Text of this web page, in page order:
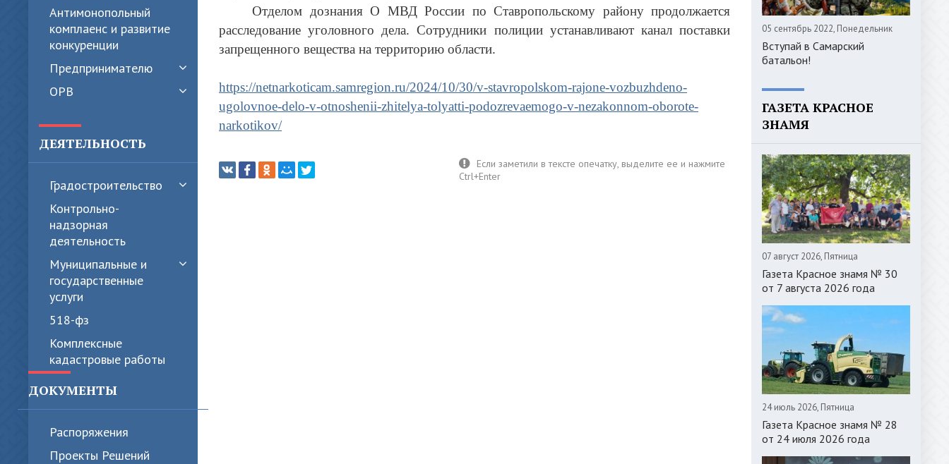
Антимонопольный
комплаенс и развитие
конкуренции
Предпринимателю
ОРВ
ДЕЯТЕЛЬНОСТЬ
Градостроительство
Контрольно-
надзорная
деятельность
Муниципальные и
государственные
услуги
518-фз
Комплексные
кадастровые работы
ДОКУМЕНТЫ
Распоряжения
Проекты Решений
Отделом дознания О МВД России по Ставропольскому району продолжается
расследование уголовного дела. Сотрудники полиции устанавливают канал поставки
запрещенного вещества на территорию области.
https://netnarkoticam.samregion.ru/2024/10/30/v-stavropolskom-rajone-vozbuzhdeno-
ugolovnoe-delo-v-otnoshenii-zhitelya-tolyatti-podozrevaemogo-v-nezakonnom-oborote-
narkotikov/
05 сентябрь 2022, Понедельник
Вступай в Самарский
батальон!
ГАЗЕТА КРАСНОЕ
ЗНАМЯ
07 август 2026, Пятница
Газета Красное знамя № 30
от 7 августа 2026 года
24 июль 2026, Пятница
Газета Красное знамя № 28
от 24 июля 2026 года